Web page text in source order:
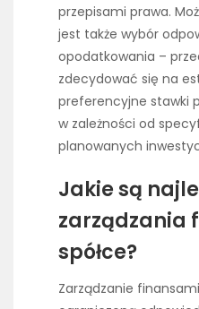
przepisami prawa.
jest także wybór
opodatkowania –
zdecydować się na
preferencyjne stawki
w zależności od
planowanych
Jakie są
zarządzania
spółce?
Zarządzanie